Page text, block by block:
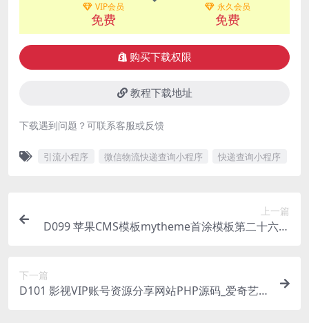
VIP会员
免费
永久会员
免费
购买下载权限
教程下载地址
下载遇到问题？可联系客服或反馈
引流小程序 微信物流快递查询小程序 快递查询小程序
上一篇
D099 苹果CMS模板mytheme首涂模板第二十六套
下一篇
D101 影视VIP账号资源分享网站PHP源码_爱奇艺